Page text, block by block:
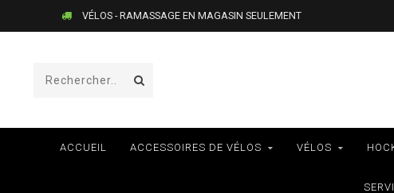
VÉLOS - RAMASSAGE EN MAGASIN SEULEMENT
ACCUEIL ACCESSOIRES DE VÉLOS VÉLOS